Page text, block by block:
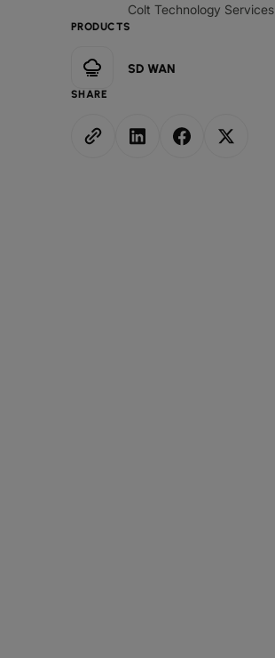
Colt Technology Services
PRODUCTS
SD WAN
SHARE